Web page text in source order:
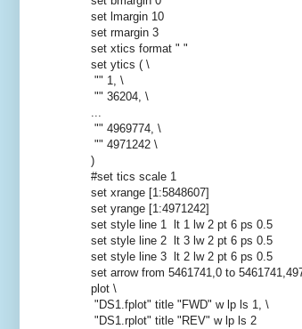
set lmargin 10
set rmargin 3
set xtics format " "
set ytics ( \
"" 1, \
"" 36204, \
...
"" 4969774, \
"" 4971242 \
)
#set tics scale 1
set xrange [1:5848607]
set yrange [1:4971242]
set style line 1 lt 1 lw 2 pt 6 ps 0.5
set style line 2 lt 3 lw 2 pt 6 ps 0.5
set style line 3 lt 2 lw 2 pt 6 ps 0.5
set arrow from 5461741,0 to
plot \
"DS1.fplot" title "FWD" w lp ls 1, \
"DS1.rplot" title "REV" w lp ls 2